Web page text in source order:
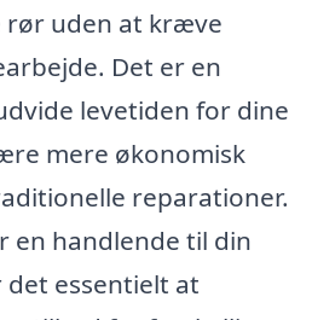
rør uden at kræve
Det er en
levetiden for dine
mere økonomisk
reparationer.
en handlende til din
essentielt at